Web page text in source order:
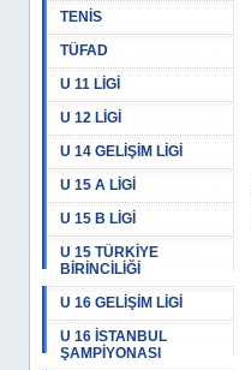
TENİS
TÜFAD
U 11 LİGİ
U 12 LİGİ
U 14 GELİŞİM LİGİ
U 15 A LİGİ
U 15 B LİGİ
U 15 TÜRKİYE
BİRİNCİLİĞİ
U 16 GELİŞİM LİGİ
U 16 İSTANBUL
ŞAMPİYONASI